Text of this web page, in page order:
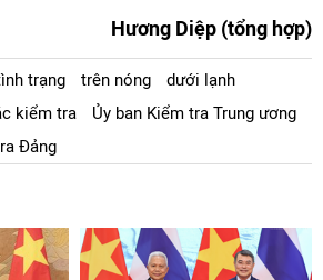
Hương Diệp (tổng hợp)
trạng trên nóng
dưới lạnh
kiểm tra
Ủy ban Kiểm tra Trung ương
Đảng